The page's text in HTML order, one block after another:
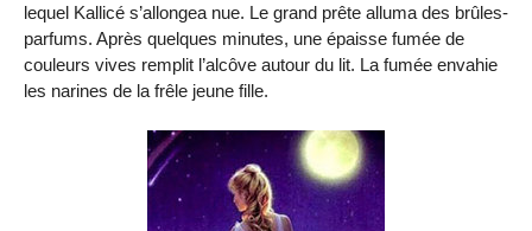
lequel Kallicé s’allongea nue. Le grand prête alluma des brûles-
parfums. Après quelques minutes, une épaisse fumée de
couleurs vives remplit l’alcôve autour du lit. La fumée envahie
les narines de la frêle jeune fille.